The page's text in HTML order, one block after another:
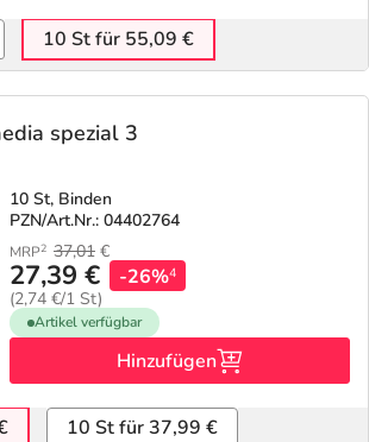
10 St für 55,09 €
spezial 3
10 St, Binden
PZN/Art.Nr.: 04402764
MRP2 37,01 €
27,39 €
(2,74 €/1 St)
-26%4
Artikel verfügbar
Hinzufügen
10 St für 37,99 €